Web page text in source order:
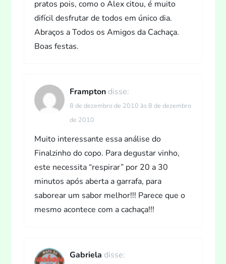
pratos pois, como o Alex citou, é muito
difícil desfrutar de todos em único dia.
Abraços a Todos os Amigos da Cachaça.
Boas festas.
Frampton disse:
8 de dezembro de 2010 às 8 de dezembro
de 2010
Muito interessante essa análise do
Finalzinho do copo. Para degustar vinho,
este necessita “respirar” por 20 a 30
minutos após aberta a garrafa, para
saborear um sabor melhor!!! Parece que o
mesmo acontece com a cachaça!!!
Gabriela disse: